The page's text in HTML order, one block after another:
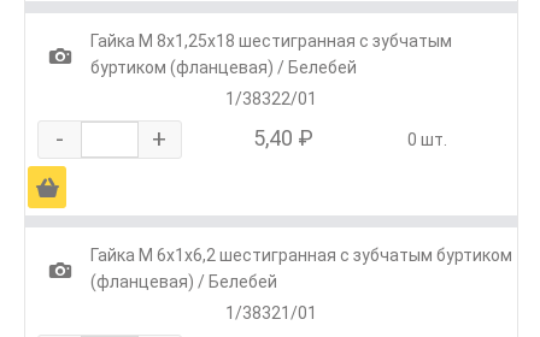
1
Гайка М 8х1,25х18 шестигранная с зубчатым
буртиком (фланцевая) / Белебей
1/38322/01
- + 5,40 ₽ 0 шт.
Ä
1
Гайка М 6х1х6,2 шестигранная с зубчатым буртиком
(фланцевая) / Белебей
1/38321/01